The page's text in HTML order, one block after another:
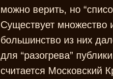
можно верить, но
Существует множество
большинство из них
для “разогрева”
считается Московский